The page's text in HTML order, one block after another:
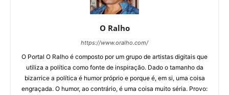
O Ralho
https://www.oralho.com/
O Portal O Ralho é composto por um grupo de artistas digitais que
utiliza a política como fonte de inspiração. Dado o tamanho da
bizarrice a política é humor próprio e porque é, em si, uma coisa
engraçada. O humor, ao contrário, é uma coisa muito séria. Provo: